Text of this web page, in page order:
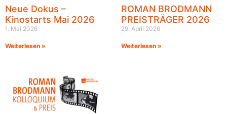
Neue Dokus –
Kinostarts Mai 2026
1. Mai 2026
Weiterlesen »
ROMAN BRODMANN
PREISTRÄGER 2026
29. April 2026
Weiterlesen »